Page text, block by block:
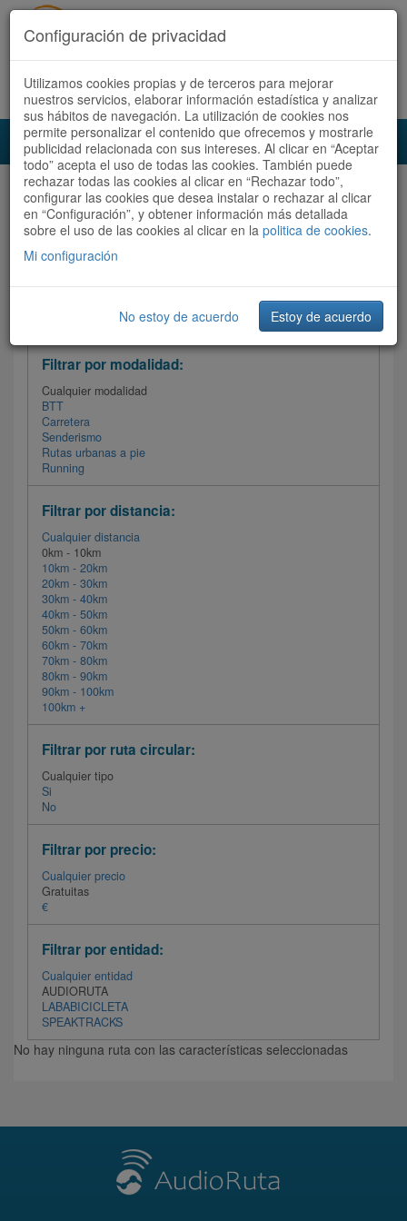
Acceder Registrate ahora Español | Català
Audioruta Todas las rutas
Todas las rutas Ordenar por:Más recientes
Filtrar las rutas
Filtrar por modalidad:
Cualquier modalidad
BTT
Carretera
Senderismo
Rutas urbanas a pie
Running
Filtrar por distancia:
Cualquier distancia
0km - 10km
10km - 20km
20km - 30km
30km - 40km
40km - 50km
50km - 60km
60km - 70km
70km - 80km
80km - 90km
90km - 100km
100km +
Filtrar por ruta circular:
Cualquier tipo
Si
No
Filtrar por precio:
Cualquier precio
Gratuitas
€
Filtrar por entidad:
Cualquier entidad
AUDIORUTA
LABABICICLETA
SPEAKTRACKS
No hay ninguna ruta con las características seleccionadas
Configuración de privacidad
Utilizamos cookies propias y de terceros para mejorar
nuestros servicios, elaborar información estadística y analizar
sus hábitos de navegación. La utilización de cookies nos
permite personalizar el contenido que ofrecemos y mostrarle
publicidad relacionada con sus intereses. Al clicar en “Aceptar
todo” acepta el uso de todas las cookies. También puede
rechazar todas las cookies al clicar en “Rechazar todo”,
configurar las cookies que desea instalar o rechazar al clicar
en “Configuración”, y obtener información más detallada
sobre el uso de las cookies al clicar en la politica de cookies.
Mi configuración
No estoy de acuerdo Estoy de acuerdo